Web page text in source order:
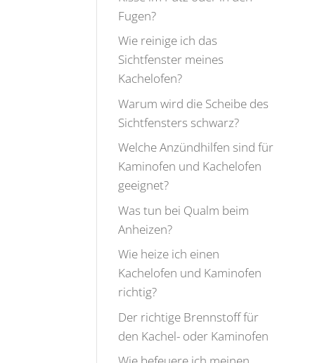
Fugen?
Wie reinige ich das
Sichtfenster meines
Kachelofen?
Warum wird die Scheibe des
Sichtfensters schwarz?
Welche Anzündhilfen sind für
Kaminofen und Kachelofen
geeignet?
Was tun bei Qualm beim
Anheizen?
Wie heize ich einen
Kachelofen und Kaminofen
richtig?
Der richtige Brennstoff für
den Kachel- oder Kaminofen